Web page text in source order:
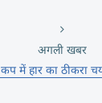
अगली खबर
कप में हार का ठीकरा